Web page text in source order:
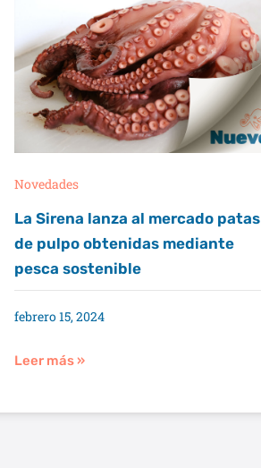
Novedades
La Sirena lanza al mercado patas
de pulpo obtenidas mediante
pesca sostenible
febrero 15, 2024
Leer más »